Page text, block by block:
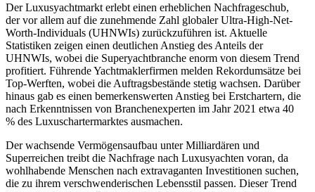
Der Luxusyachtmarkt erlebt einen erheblichen Nachfrageschub,
der vor allem auf die zunehmende Zahl globaler Ultra-High-Net-
Worth-Individuals (UHNWIs) zurückzuführen ist. Aktuelle
Statistiken zeigen einen deutlichen Anstieg des Anteils der
UHNWIs, wobei die Superyachtbranche enorm von diesem Trend
profitiert. Führende Yachtmaklerfirmen melden Rekordumsätze bei
Top-Werften, wobei die Auftragsbestände stetig wachsen. Darüber
hinaus gab es einen bemerkenswerten Anstieg bei Erstchartern, die
nach Erkenntnissen von Branchenexperten im Jahr 2021 etwa 40
% des Luxuschartermarktes ausmachen.
Der wachsende Vermögensaufbau unter Milliardären und
Superreichen treibt die Nachfrage nach Luxusyachten voran, da
wohlhabende Menschen nach extravaganten Investitionen suchen,
die zu ihrem verschwenderischen Lebensstil passen. Dieser Trend